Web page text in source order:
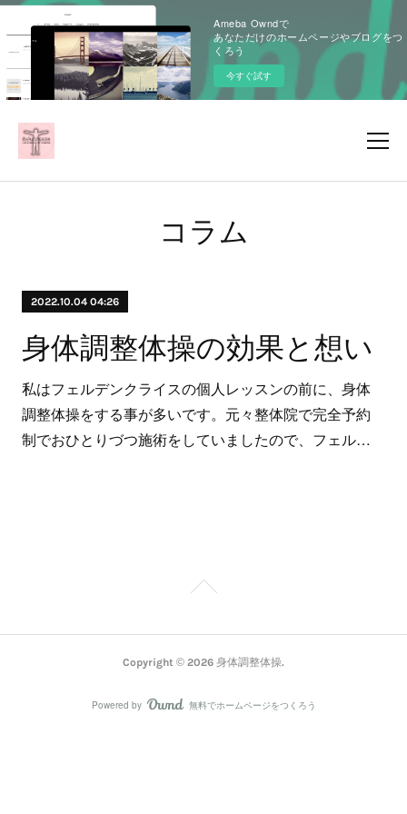
Ameba Owndで
あなただけのホームページやブログをつ
くろう
今すぐ試す
コラム
2022.10.04 04:26
身体調整体操の効果と想い
私はフェルデンクライスの個人レッスンの前に、身体
調整体操をする事が多いです。元々整体院で完全予約
制でおひとりづつ施術をしていましたので、フェル…
Copyright © 2026 身体調整体操.
Powered by AmebaOwnd
無料でホームページをつくろう